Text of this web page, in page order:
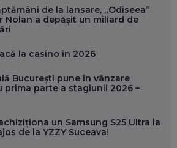
ONLINE. ȘI CARE SUNT PRIMII PAȘI ÎNTR-O
„HACKER CU PERMIS”
HOLISUN: SOFTWARE DE LA CLUJ PENTRU
OCHELARI INTELIGENȚI ȘI FERME
FĂRĂ PĂMÂNT
de la lansare, „Odiseea”
Nolan a depășit un miliard de
la casino în 2026
București pune în vânzare
prima parte a stagiunii 2026 –
un Samsung S25 Ultra la
de la YZZY Suceava!